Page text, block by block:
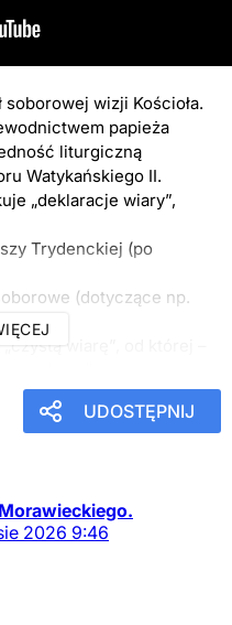
wizji Kościoła.
papieża
liturgiczną
Watykańskiego II.
„deklaracje wiary”,
Trydenckiej (po
(dotyczące np.
wiarę”, od której –
UDOSTĘPNIJ
2026 9:46